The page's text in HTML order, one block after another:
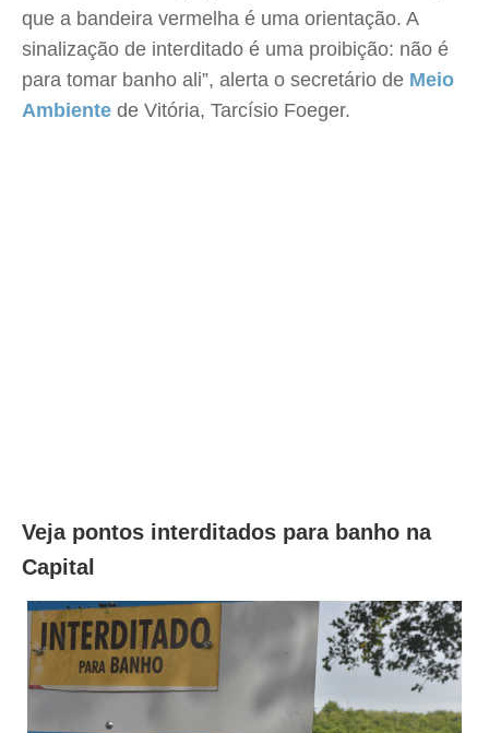
que a bandeira vermelha é uma orientação. A
sinalização de interditado é uma proibição: não é
para tomar banho ali”, alerta o secretário de Meio
Ambiente de Vitória, Tarcísio Foeger.
Veja pontos interditados para banho na
Capital